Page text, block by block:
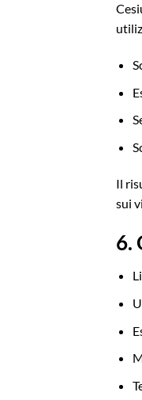
Il
sui
6.